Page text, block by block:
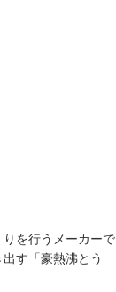
を行うメーカーで
す「豪熱沸とう